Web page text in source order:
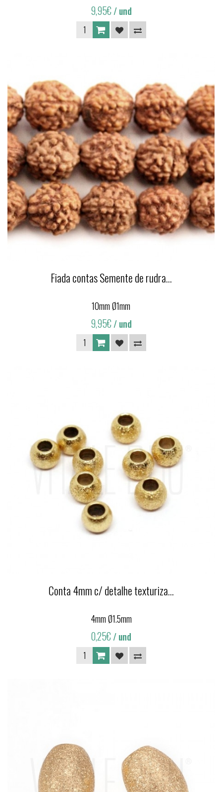
9,95€/ und
Fiada contas Semente de rudra...
10mm Ø1mm
9,95€/ und
Conta 4mm c/ detalhe texturiza...
4mm Ø1.5mm
0,25€/ und